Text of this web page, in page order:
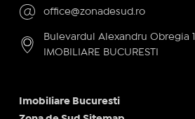
office@zonadesud.ro
Bulevardul Alexandru Obregia
IMOBILIARE BUCURESTI
Imobiliare Bucuresti